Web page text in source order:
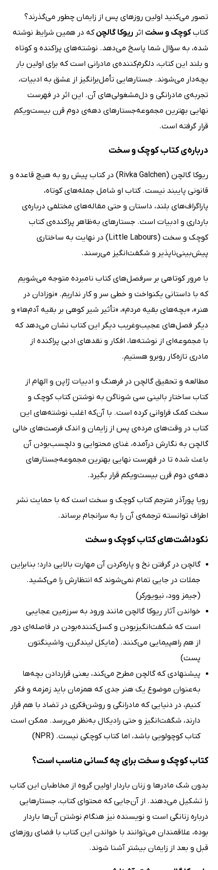
تصور می‌کنید اولین روزهای پس از زایمان چطور می‌گذرند؟
کتابکوچک و سخت اثر ریوکا گالچنکه در همین شرایط نوشته
شده، به سؤال شما پاسخ می‌دهد. نوشته‌های پراکنده و کوتاه
و بلند این کتاب، دلگرم‌کننده‌ی مادرانی است که برای اولین بار
بچه‌دار می‌شوند. جستارهایی تأمل‌برانگیز از عشق به ادبیات،
تجربه‌ی مادرانگی و دل‌مشغولی‌های آن. این اثر در فهرست
نهایی بهترین مجموعه‌جستارهای دهه‌ی دوم قرن بیست‌ویکم
قرار گرفته است.
درباره‌ی کتاب کوچک و سخت
ریوکا گالچن (Rivka Galchen) در کتاب پیش رو به هیچ قاعده و
قانونی پایبند نیست. کتاب او شامل جمله‌های کوتاه،
پاراگراف‌های بلند، داستان و حتی مقاله‌های مختلفی درباره‌ی
بارداری و ادبیات است. جستارهای به‌ظاهر پراکنده‌ی کتاب
کوچک و سخت (Little Labours) در نهایت به ساختاری
پیش‌بینی‌ناپذیر و شگفت‌انگیز می‌رسند.
با مرور کوتاهی بر سرفصل‌های کتاب نامبرده متوجه می‌شویم
که با داستانی یکنواخت و خطی سر و کار نداریم. «نوزادان در
هنر»، «بچه‌های بقیه مردم»، «تأثیر شیر کوهی بر بقیه آدم‌ها» و
دیگر فصل‌های عجیب‌وغریب دیگر این کتاب نشان می‌دهد که
با مجموعه‌ای از نوشته‌ها، افکار و نقدهای ادبی پراکنده از
مادری تازه‌کار روبرو هستیم.
مطالعه و تحقیق گالچن در فرهنگ و ادبیات ژاپن و الهام از
کتاب ساختار بالینی سی شوناگن به نوشتن کتاب کوچک و
سخت کمک فراوانی کرده‌ است. با آن‌که اغلب نوشته‌های این
کتاب در وقت‌های مرده‌ی پس از زایمان و اندک فرصت‌های خالی
گالچن به نگارش درآمده، غنای محتوایی و دلچسب‌بودن آن
باعث شده تا در فهرست نهایی بهترین مجموعه‌جستارهای
دهه‌ی دوم قرن بیست‌ویکم قرار بگیرد.
رویا پورآذر مترجم کتاب کوچک و سخت است که با حمایت نشر
اطراف توانسته ترجمه‌ی آن را به سرانجام برساند.
نکوداشت‌های کتاب کوچک و سخت
گالچن در گرفتن نخ و پاره‌کردن آن مهارت بالایی دارد؛ بنابراین
جملات در جایی تمام نمی‌شوند که انتظارش را می‌کشید.
(جیمز وود، نیویورکر)
خواندن آثار ریوکا گالچن مانند ورود به سرزمین عجایبی
است که شگفت‌انگیزبودن و کسل‌کننده‌بودن در فاصله‌ای دور
از هم راهپیمایی می‌کنند. (مایکل لیندگرن، واشینگتون
پست)
پیشنهادی که گالچن مطرح می‌کند، یعنی قراردادن بچه‌ها
به‌عنوان موضوع یک هنر جدی که همزمان باید زمزمه و فکر
کنیم، در دنیایی که مادرانگی و روشن‌فکری در تضاد با هم قرار
دارند، شگفت‌انگیز و حتی رادیکال به‌نظر می‌رسد. ممکن است
کتاب کوچولویی باشد، اما کتاب کوچکی نیست. (NPR)
کتاب کوچک و سخت برای چه کسانی مناسب است؟
بدون شک مادرها و زنان باردار اولین گروه از مخاطبان این کتاب
را تشکیل می‌دهند. از آن‌جایی که محتوای کتاب، جستارهایی
درباره زنانگی است و نویسنده نیز هنگام نوشتن آن‌ها باردار
بوده، علاقمندان می‌توانند با خواندن این کتاب با فضای روزهای
قبل و بعد از زایمان بیشتر آشنا شوند.